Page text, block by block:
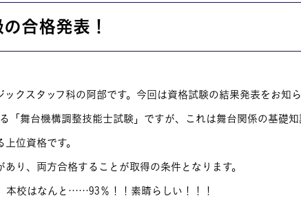
お問い合わせ
学校情報公開
合格発表！
ックスタッフ科の阿部です。今回は資格試験の結果発表をお知
「舞台機構調整技能士試験」ですが、これは舞台関係の基礎
位資格です。
り、両方合格することが取得の条件となります。
本校はなんと……93％！！素晴らしい！！！